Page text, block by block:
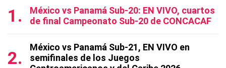
México vs Panamá Sub-20: EN VIVO, cuartos
de final Campeonato Sub-20 de CONCACAF
México vs Panamá Sub-21, EN VIVO en
semifinales de los Juegos